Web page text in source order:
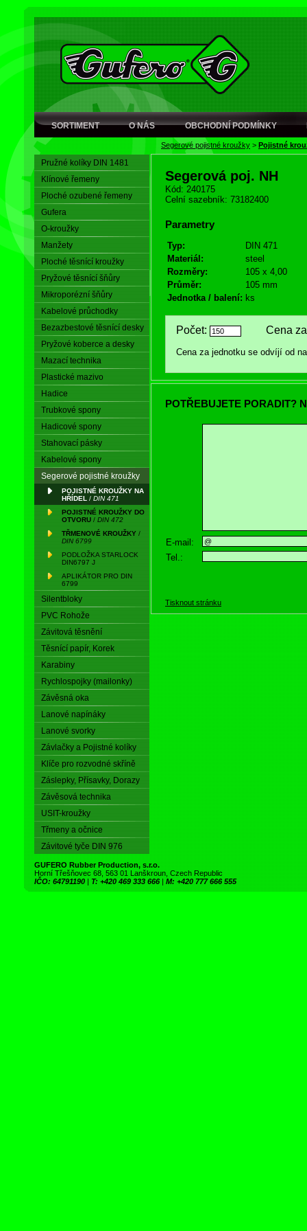
SORTIMENT O NÁS OBCHODNÍ PODMÍNKY
Segerové pojistné kroužky > Pojistné
Pružné kolíky DIN 1481
Klínové řemeny
Ploché ozubené řemeny
Gufera
O-kroužky
Manžety
Ploché těsnící kroužky
Pryžové těsnící šňůry
Mikroporézní šňůry
Kabelové průchodky
Bezazbestové těsnící desky
Pryžové koberce a desky
Mazací technika
Plastické mazivo
Hadice
Trubkové spony
Hadicové spony
Stahovací pásky
Kabelové spony
Segerové pojistné kroužky
POJISTNÉ KROUŽKY NA
HŘÍDEL / DIN 471
POJISTNÉ KROUŽKY DO
OTVORU / DIN 472
TŘMENOVÉ KROUŽKY /
DIN 6799
PODLOŽKA STARLOCK
DIN6797 J
APLIKÁTOR PRO DIN
6799
Silentbloky
PVC Rohože
Závitová těsnění
Těsnící papír, Korek
Karabiny
Rychlospojky (mailonky)
Závěsná oka
Lanové napínáky
Lanové svorky
Závlačky a Pojistné kolíky
Klíče pro rozvodné skříně
Záslepky, Přísavky, Dorazy
Závěsová technika
USIT-kroužky
Třmeny a očnice
Závitové tyče DIN 976
Segerová poj. NH
Kód: 240175
Celní sazebník: 73182400
Parametry
Typ:
DIN 471
Materiál:
steel
Rozměry:
105 x 4,00
Průměr:
105 mm
Jednotka / balení: ks
Počet: Cena za
Cena za jednotku se odvíjí od
POTŘEBUJETE PORADIT?
E-mail:
Tel.:
Tisknout stránku
GUFERO Rubber Production, s.r.o.
Horní Třešňovec 68, 563 01 Lanškroun, Czech Republic
IČO: 64791190 | T: +420 469 333 666 | M: +420 777 666 555